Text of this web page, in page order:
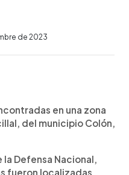
de 2023
en una zona
del municipio Colón,
Defensa Nacional,
fueron localizadas